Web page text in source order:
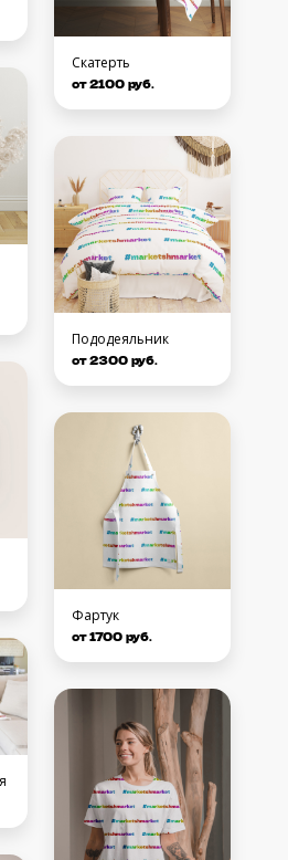
Скатерть
от 2100 руб.
Пододеяльник
от 2300 руб.
Фартук
от 1700 руб.